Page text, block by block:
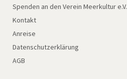
Spenden an den Verein Meerkultur e.V.
Kontakt
Anreise
Datenschutzerklärung
AGB